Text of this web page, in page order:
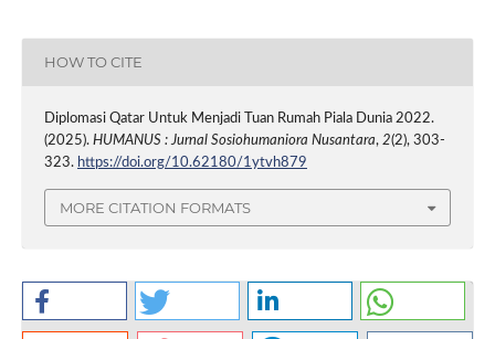
HOW TO CITE
Diplomasi Qatar Untuk Menjadi Tuan Rumah Piala Dunia 2022.
(2025). HUMANUS : Jurnal Sosiohumaniora Nusantara, 2(2), 303-
323. https://doi.org/10.62180/1ytvh879
MORE CITATION FORMATS